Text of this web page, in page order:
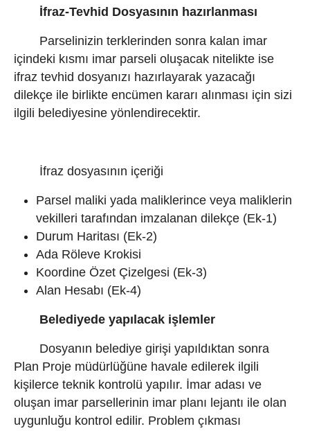
İfraz-Tevhid Dosyasının hazırlanması
Parselinizin terklerinden sonra kalan imar
içindeki kısmı imar parseli oluşacak nitelikte ise
ifraz tevhid dosyanızı hazırlayarak yazacağı
dilekçe ile birlikte encümen kararı alınması için sizi
ilgili belediyesine yönlendirecektir.
İfraz dosyasının içeriği
Parsel maliki yada maliklerince veya maliklerin
vekilleri tarafından imzalanan dilekçe (Ek-1)
Durum Haritası (Ek-2)
Ada Röleve Krokisi
Koordine Özet Çizelgesi (Ek-3)
Alan Hesabı (Ek-4)
Belediyede yapılacak işlemler
Dosyanın belediye girişi yapıldıktan sonra
Plan Proje müdürlüğüne havale edilerek ilgili
kişilerce teknik kontrolü yapılır. İmar adası ve
oluşan imar parsellerinin imar planı lejantı ile olan
uygunluğu kontrol edilir. Problem çıkması